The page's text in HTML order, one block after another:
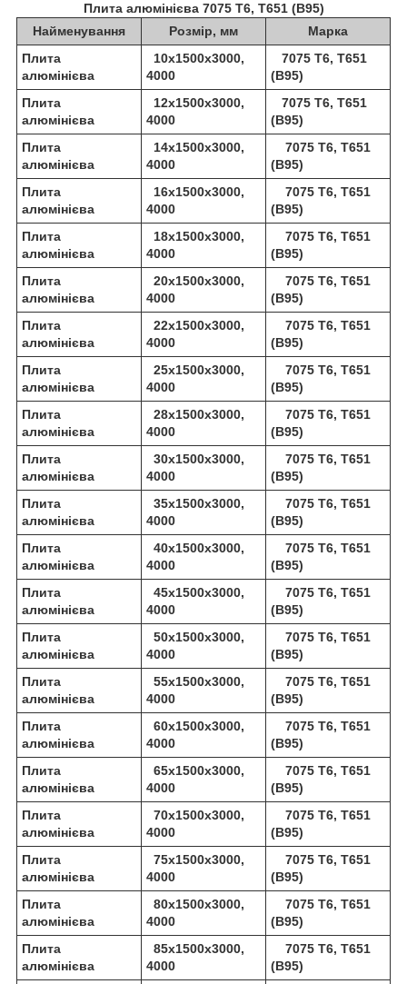
Плита алюмінієва 7075 Т6, Т651 (В95)
Найменування
Розмір, мм
Марка
Плита
алюмінієва
10х1500х3000,
4000
7075 Т6, Т651
(В95)
Плита
алюмінієва
12х1500х3000,
4000
7075 Т6, Т651
(В95)
Плита
алюмінієва
14х1500х3000,
4000
7075 Т6, Т651
(В95)
Плита
алюмінієва
16х1500х3000,
4000
7075 Т6, Т651
(В95)
Плита
алюмінієва
18х1500х3000,
4000
7075 Т6, Т651
(В95)
Плита
алюмінієва
20х1500х3000,
4000
7075 Т6, Т651
(В95)
Плита
алюмінієва
22х1500х3000,
4000
7075 Т6, Т651
(В95)
Плита
алюмінієва
25х1500х3000,
4000
7075 Т6, Т651
(В95)
Плита
алюмінієва
28х1500х3000,
4000
7075 Т6, Т651
(В95)
Плита
алюмінієва
30х1500х3000,
4000
7075 Т6, Т651
(В95)
Плита
алюмінієва
35х1500х3000,
4000
7075 Т6, Т651
(В95)
Плита
алюмінієва
40х1500х3000,
4000
7075 Т6, Т651
(В95)
Плита
алюмінієва
45х1500х3000,
4000
7075 Т6, Т651
(В95)
Плита
алюмінієва
50х1500х3000,
4000
7075 Т6, Т651
(В95)
Плита
алюмінієва
55х1500х3000,
4000
7075 Т6, Т651
(В95)
Плита
алюмінієва
60х1500х3000,
4000
7075 Т6, Т651
(В95)
Плита
алюмінієва
65х1500х3000,
4000
7075 Т6, Т651
(В95)
Плита
алюмінієва
70х1500х3000,
4000
7075 Т6, Т651
(В95)
Плита
алюмінієва
75х1500х3000,
4000
7075 Т6, Т651
(В95)
Плита
алюмінієва
80х1500х3000,
4000
7075 Т6, Т651
(В95)
Плита
алюмінієва
85х1500х3000,
4000
7075 Т6, Т651
(В95)